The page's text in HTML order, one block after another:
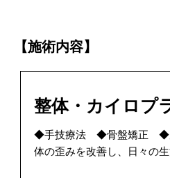
【施術内容】
整体・カイロプ
◆手技療法 ◆骨盤矯正 ◆
体の歪みを改善し、日々の生